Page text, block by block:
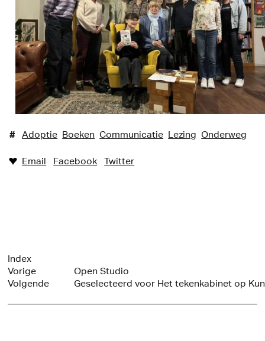
# Adoptie Boeken Communicatie Lezing Onderweg
♥︎ Email Facebook Twitter
Index
Vorige
Open Studio
Volgende
Geselecteerd voor Het tekenkabinet op